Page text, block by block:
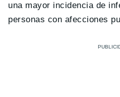
una mayor incidencia de
personas con afecciones